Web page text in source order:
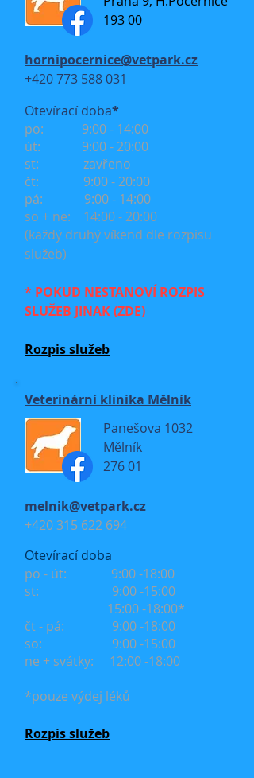
193 00
hornipocernice@vetpark.cz
+420 773 588 031
Otevírací doba*
po: 9:00 - 14:00
út: 9:00 - 20:00
st: zavřeno
čt: 9:00 - 20:00
pá: 9:00 - 14:00
so + ne: 14:00 - 20:00
(každý druhý víkend dle rozpisu
služeb)
* POKUD NESTANOVÍ ROZPIS
SLUŽEB JINAK (ZDE)
Rozpis služeb
Veterinární klinika Mělník
Panešova 1032
Mělník
276 01
melnik@vetpark.cz
+420 315 622 694
Otevírací doba
po - út: 9:00 -18:00
st: 9:00 -15:00
15:00 -18:00*
čt - pá: 9:00 -18:00
so: 9:00 -15:00
ne + svátky: 12:00 -18:00
*pouze výdej léků​​
Rozpis služeb